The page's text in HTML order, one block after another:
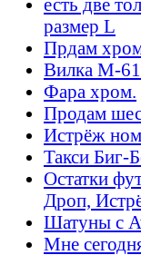
размер L
Прдам
Вилка М-61
Фара хром.
Продам
Истрёж
Такси Биг-
Остатки
Дроп,
Шатуны с
Мне